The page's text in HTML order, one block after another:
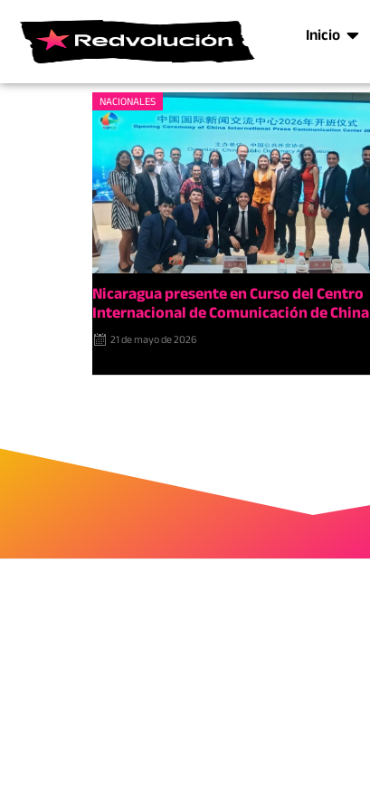
Inicio
NACIONALES
Nicaragua presente en Curso del Centro
Internacional de Comunicación de China
21 de mayo de 2026